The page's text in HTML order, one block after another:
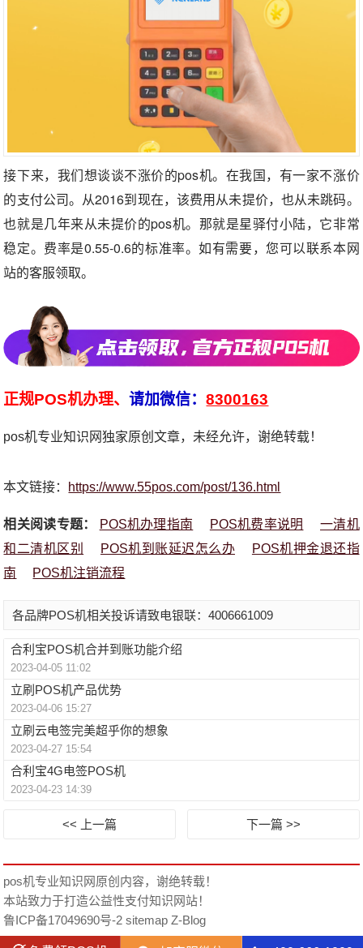
接下来，我们想谈谈不涨价的pos机。在我国，有一家不涨价
的支付公司。从2016到现在，该费用从未提价，也从未跳码。
也就是几年来从未提价的pos机。那就是星驿付小陆，它非常
稳定。费率是0.55-0.6的标准率。如有需要，您可以联系本网
站的客服领取。
正规POS机办理、请加微信：8300163
pos机专业知识网独家原创文章，未经允许，谢绝转载！
本文链接： https://www.55pos.com/post/136.html
相关阅读专题： POS机办理指南 POS机费率说明
一清机
和二清机区别
POS机到账延迟怎么办
POS机押金退还指
南
POS机注销流程
各品牌POS机相关投诉请致电银联：4006661009
合利宝POS机合并到账功能介绍
2023-04-05 11:02
立刷POS机产品优势
2023-04-06 15:27
立刷云电签完美超乎你的想象
2023-04-27 15:54
合利宝4G电签POS机
2023-04-23 14:39
<< 上一篇 下一篇 >>
pos机专业知识网原创内容，谢绝转载！
本站致力于打造公益性支付知识网站！
鲁ICP备17049690号-2 sitemap Z-Blog